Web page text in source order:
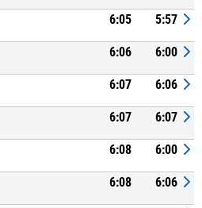
6:05 5:57
6:06 6:00
6:07 6:06
6:07 6:07
6:08 6:00
6:08 6:06